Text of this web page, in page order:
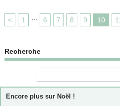
< 1 6 7 8 9 10
Recherche
Encore plus sur Noël !